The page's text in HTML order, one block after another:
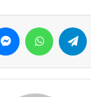
MessengerWhatsApp